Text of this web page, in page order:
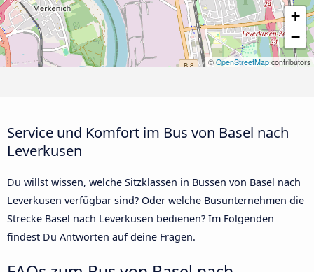
+
−
© OpenStreetMapcontributors
Service und Komfort im Bus von Basel nach
Leverkusen
Du willst wissen, welche Sitzklassen in Bussen von Basel nach
Leverkusen verfügbar sind? Oder welche Busunternehmen die
Strecke Basel nach Leverkusen bedienen? Im Folgenden
findest Du Antworten auf deine Fragen.